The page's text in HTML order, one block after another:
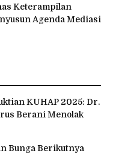
Keterampilan
Agenda Mediasi
KUHAP 2025: Dr.
Berani Menolak
Bunga Berikutnya